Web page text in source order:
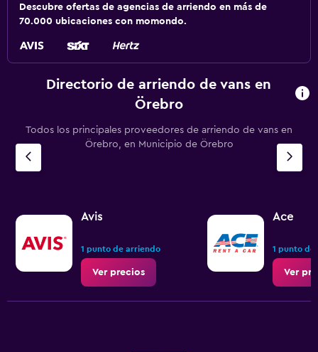
Descubre ofertas de agencias de arriendo en más de
70.000 ubicaciones con momondo.
Directorio de arriendo de vans en
Örebro
Todos los principales proveedores de arriendo de vans en
Örebro, en Municipio de Örebro
Avis
1 punto de arriendo
Ver precios
Ace
1 punto de
Ver